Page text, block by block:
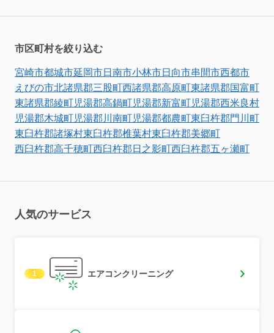
市区町村を絞り込む
宮崎市都城市延岡市日南市小林市日向市串間市西都市
えびの市北諸県郡三股町西諸県郡高原町東諸県郡国富町
東諸県郡綾町児湯郡高鍋町児湯郡新富町児湯郡西米良村
児湯郡木城町児湯郡川南町児湯郡都農町東臼杵郡門川町
東臼杵郡諸塚村東臼杵郡椎葉村東臼杵郡美郷町
西臼杵郡高千穂町西臼杵郡日之影町西臼杵郡五ヶ瀬町
人気のサービス
1 エアコンクリーニング